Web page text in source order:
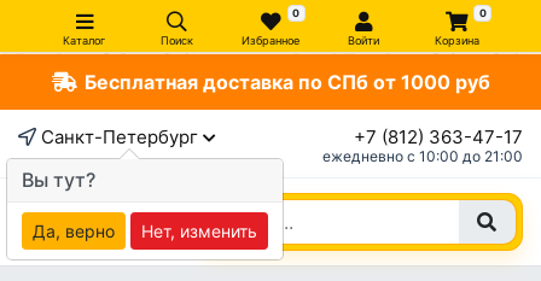
Каталог Поиск
0
Избранное Войти
0
Корзина
Бесплатная доставка по СПб от 1000 руб
Санкт-Петербург +7 (812) 363-47-17
ежедневно c 10:00 до 21:00
Вы тут?
Да, верно Нет, изменить